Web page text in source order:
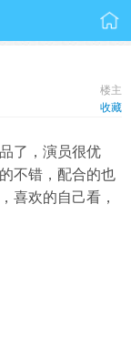
楼主
收藏
了，演员很优
不错，配合的也
喜欢的自己看，